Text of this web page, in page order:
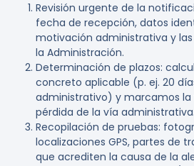
Revisión urgente de la
fecha de recepción, datos
motivación administrativa y
la Administración.
Determinación de plazos:
concreto aplicable (p. ej. 20
administrativo) y marcamos
pérdida de la vía administrativa.
Recopilación de pruebas:
localizaciones GPS, partes de
que acrediten la causa de la